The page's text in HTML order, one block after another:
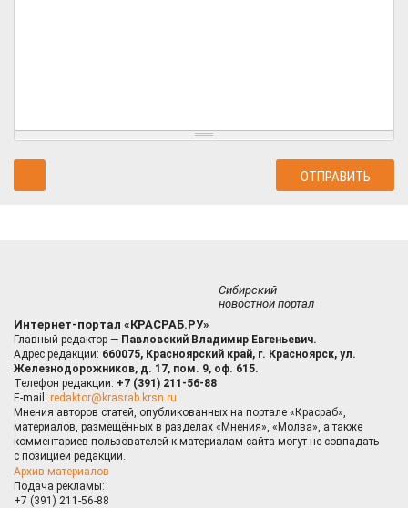
Сибирский
новостной портал
Интернет-портал «КРАСРАБ.РУ»
Главный редактор — Павловский Владимир Евгеньевич.
Адрес редакции: 660075, Красноярский край, г. Красноярск, ул.
Железнодорожников, д. 17, пом. 9, оф. 615.
Телефон редакции: +7 (391) 211-56-88
E-mail: redaktor@krasrab.krsn.ru
Мнения авторов статей, опубликованных на портале «Красраб»,
материалов, размещённых в разделах «Мнения», «Молва», а также
комментариев пользователей к материалам сайта могут не совпадать
с позицией редакции.
Архив материалов
Подача рекламы:
+7 (391) 211-56-88